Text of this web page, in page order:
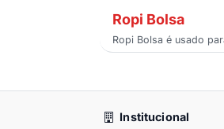
Ropi Bolsa
Ropi Bolsa é usado
Institucional